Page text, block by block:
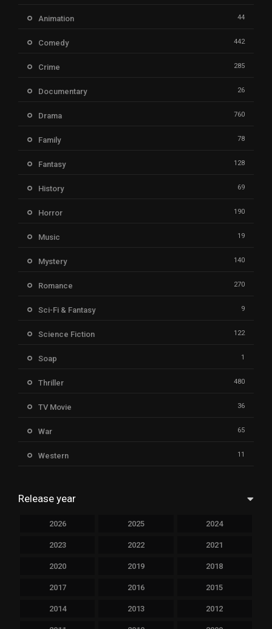
Animation 44
Comedy 442
Crime 285
Documentary 26
Drama 760
Family 78
Fantasy 128
History 69
Horror 190
Music 19
Mystery 140
Romance 270
Sci-Fi & Fantasy 9
Science Fiction 122
Soap 1
Thriller 480
TV Movie 36
War 65
Western 11
Release year
2026 2025 2024
2023 2022 2021
2020 2019 2018
2017 2016 2015
2014 2013 2012